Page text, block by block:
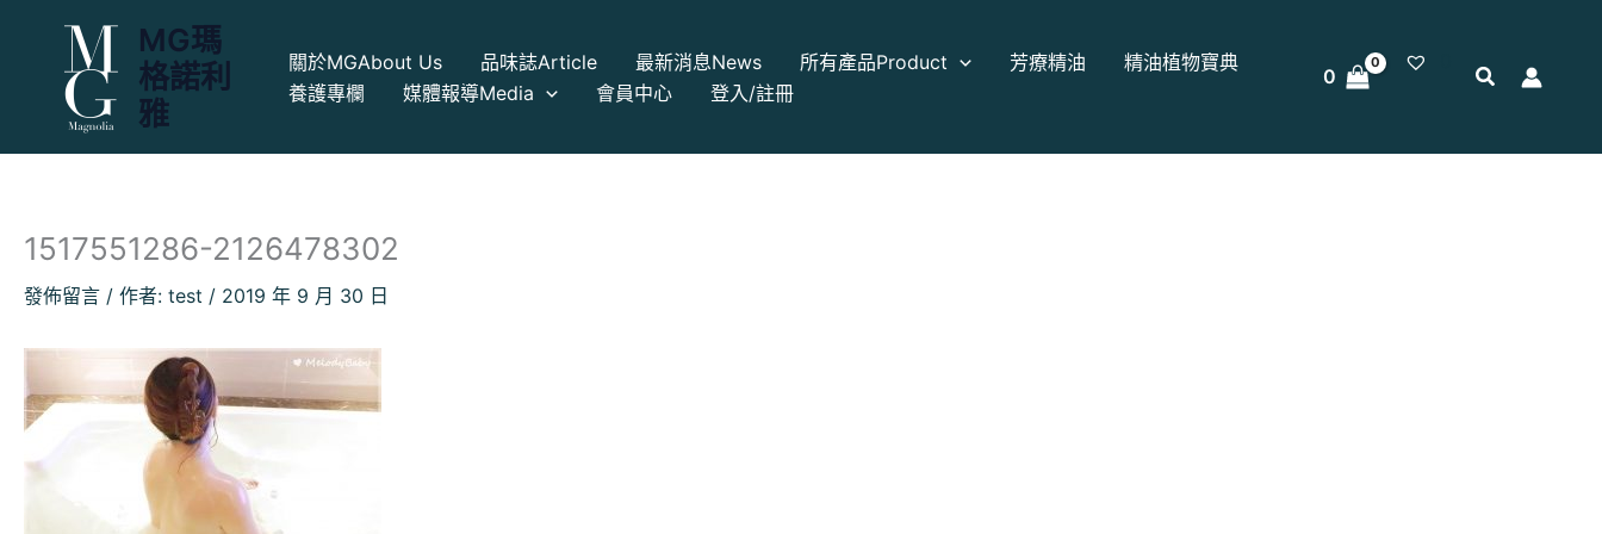
MG瑪
格諾利
雅
關於MGAbout Us 品味誌Article 最新消息News 所有產品Product 芳療精油
精油植物寶典
養護專欄
媒體報導Media 會員中心 登入/註冊
0
1517551286-2126478302
發佈留言 / 作者: test / 2019 年 9 月 30 日